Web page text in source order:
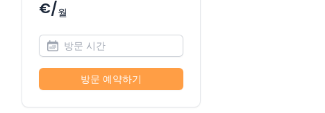
€/월
방문 예약하기